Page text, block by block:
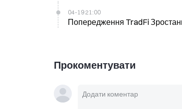
04-19 21:00
Попередження TradFi
Прокоментувати